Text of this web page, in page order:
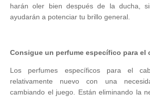
harán oler bien después de la ducha,
ayudarán a potenciar tu brillo general.
Consigue un perfume específico para el
Los perfumes específicos para el
relativamente nuevo con una
cambiando el juego. Están eliminando la